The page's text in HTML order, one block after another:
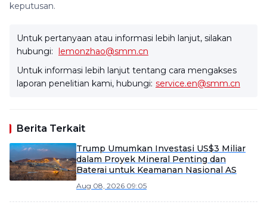
keputusan.
Untuk pertanyaan atau informasi lebih lanjut, silakan
hubungi: lemonzhao@smm.cn
Untuk informasi lebih lanjut tentang cara mengakses
laporan penelitian kami, hubungi: service.en@smm.cn
Berita Terkait
Trump Umumkan Investasi US$3 Miliar
dalam Proyek Mineral Penting dan
Baterai untuk Keamanan Nasional AS
Aug 08, 2026 09:05